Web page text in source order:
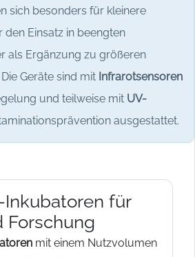
sich besonders für kleinere
Einsatz in beengten
als Ergänzung zu größeren
Geräte sind mit Infrarotsensoren
und teilweise mit UV-
ausgestattet.
Inkubatoren für
Forschung
mit einem Nutzvolumen